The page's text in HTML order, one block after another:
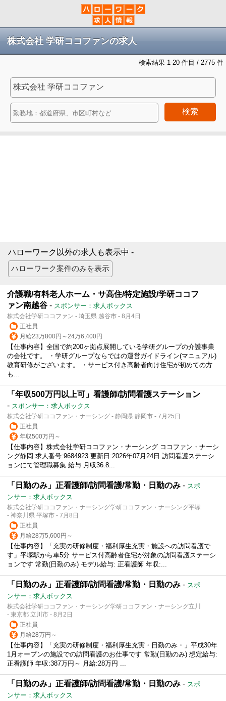
株式会社 学研ココファンの求人
検索結果 1-20 件目 / 2775 件
検索
ハローワーク以外の求人も表示中 -
介護職/有料老人ホーム・サ高住/特定施設/学研ココフ
ァン南越谷 - スポンサー：求人ボックス
株式会社学研ココファン - 埼玉県 越谷市 - 8月4日
正社員
月給23万800円～24万6,400円
【仕事内容】全国で約200ヶ拠点展開している学研グループの介護事業
の会社です。 ・学研グループならではの運営ガイドライン(マニュアル)
教育研修がございます。 ・サービス付き高齢者向け住宅が初めての方
も...
「年収500万円以上可」看護師/訪問看護ステーション
- スポンサー：求人ボックス
株式会社学研ココファン・ナーシング - 静岡県 静岡市 - 7月25日
正社員
年収500万円～
【仕事内容】株式会社学研ココファン・ナーシング ココファン・ナーシ
ング静岡 求人番号:9684923 更新日:2026年07月24日 訪問看護ステーシ
ョンにて管理職募集 給与 月収36.8...
「日勤のみ」正看護師/訪問看護/常勤・日勤のみ - スポ
ンサー：求人ボックス
株式会社学研ココファン・ナーシング学研ココファン・ナーシング平塚
- 神奈川県 平塚市 - 7月8日
正社員
月給28万5,600円～
【仕事内容】「充実の研修制度・福利厚生充実・施設への訪問看護で
す」平塚駅から車5分 サービス付高齢者住宅が対象の訪問看護ステーシ
ョンです 常勤(日勤のみ) モデル給与: 正看護師 年収:...
「日勤のみ」正看護師/訪問看護/常勤・日勤のみ - スポ
ンサー：求人ボックス
株式会社学研ココファン・ナーシング学研ココファン・ナーシング立川
- 東京都 立川市 - 8月2日
正社員
月給28万円～
【仕事内容】「充実の研修制度・福利厚生充実・日勤のみ・」平成30年
1月オープンの施設での訪問看護のお仕事です 常勤(日勤のみ) 想定給与:
正看護師 年収:387万円～ 月給:28万円 ...
「日勤のみ」正看護師/訪問看護/常勤・日勤のみ - スポ
ンサー：求人ボックス